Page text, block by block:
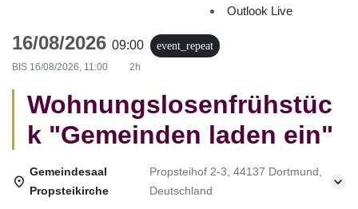
Outlook Live
16/08/2026 09:00 event_repeat
BIS 16/08/2026, 11:00 2h
Wohnungslosenfrühstüc
k "Gemeinden laden ein"
Gemeindesaal
Propsteikirche
Propsteihof 2-3, 44137 Dortmund,
Deutschland